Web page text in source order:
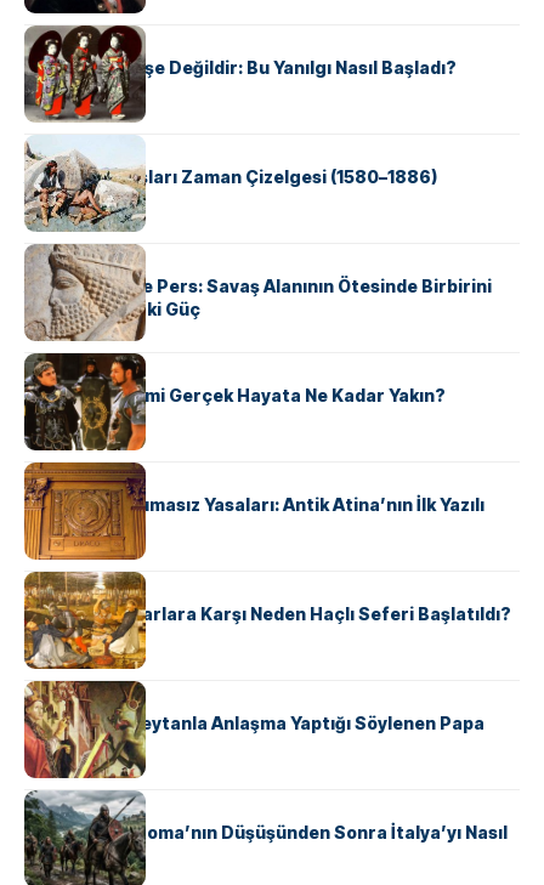
KÜLTÜR
Geyşalar Fahişe Değildir: Bu Yanılgı Nasıl Başladı?
KÜLTÜR
Apache Savaşları Zaman Çizelgesi (1580–1886)
KÜLTÜR
Antik Yunan ve Pers: Savaş Alanının Ötesinde Birbirini
Şekillendiren İki Güç
KÜLTÜR
‘Gladiator’ Filmi Gerçek Hayata Ne Kadar Yakın?
KÜLTÜR
Draco’nun Acımasız Yasaları: Antik Atina’nın İlk Yazılı
Hukuk Kodu
KÜLTÜR
Avrupalı ​​Katharlara Karşı Neden Haçlı Seferi Başlatıldı?
KÜLTÜR
II. Silvester: Şeytanla Anlaşma Yaptığı Söylenen Papa
KÜLTÜR
Ostrogotlar Roma’nın Düşüşünden Sonra İtalya’yı Nasıl
Ele Geçirdi?